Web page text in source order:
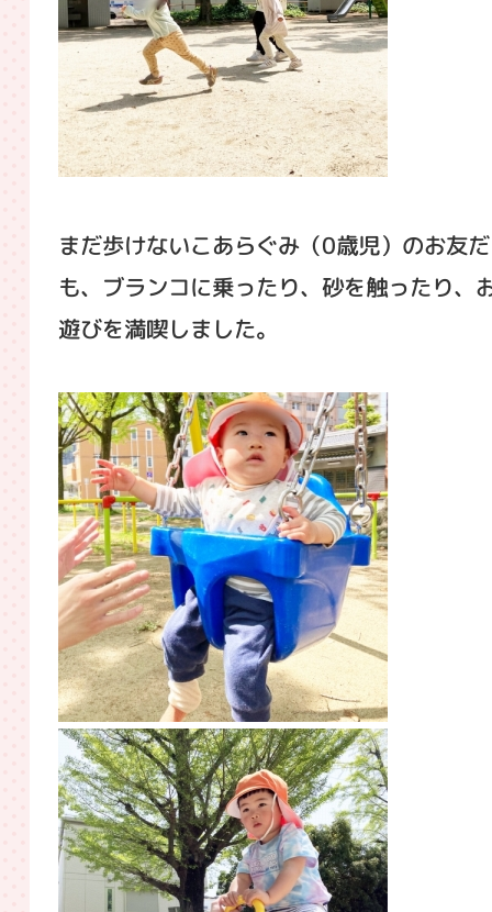
まだ歩けないこあらぐみ（0歳児）のお友
も、ブランコに乗ったり、砂を触ったり、
遊びを満喫しました。